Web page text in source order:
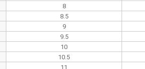
8
8.5
9
9.5
10
10.5
11